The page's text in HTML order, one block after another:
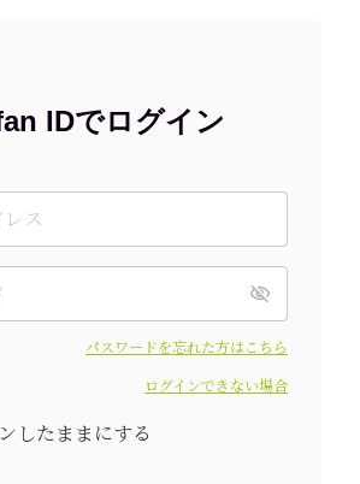
IDでログイン
パスワードを忘れた方はこちら
ログインできない場合
したままにする